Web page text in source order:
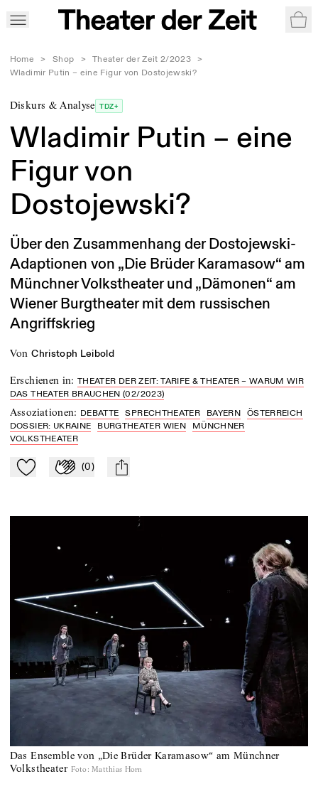
Home > Shop > Theater der Zeit 2/2023
>
Wladimir Putin – eine Figur von Dostojewski?
Diskurs & Analyse TDZ+
Wladimir Putin – eine
Figur von
Dostojewski?
Über den Zusammenhang der Dostojewski-
Adaptionen von „Die Brüder Karamasow“ am
Münchner Volkstheater und „Dämonen“ am
Wiener Burgtheater mit dem russischen
Angriffskrieg
von Christoph Leibold
Erschienen in:THEATER DER ZEIT: TARIFE & THEATER – WARUM WIR
DAS THEATER BRAUCHEN (02/2023)
Assoziationen: DEBATTE SPRECHTHEATER BAYERN
ÖSTERREICH
DOSSIER: UKRAINE
BURGTHEATER WIEN
MÜNCHNER
VOLKSTHEATER
Zu Mein-TdZ hinzufügen
Applaudieren
(0) mail
Das Ensemble von „Die Brüder Karamasow“ am Münchner
Volkstheater Foto: Matthias Horn